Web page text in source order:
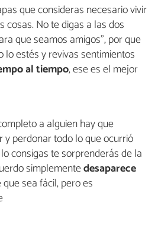
que consideras necesario vivir
cosas. No te digas a las dos
que seamos amigos", por que
lo estés y revivas sentimientos
al tiempo, ese es el mejor
a alguien hay que
y perdonar todo lo que ocurrió
consigas te sorprenderás de la
simplementedesaparece
sea fácil, pero es